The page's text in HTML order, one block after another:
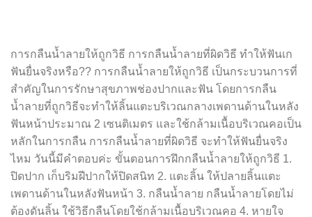
การกลืนน้ำลายให้ถูกวิธี การกลืนน้ำลายที่ผิดวิธี ทำให้ฟันเก
ฟันยื่นจริงหรือ?? การกลืนน้ำลายให้ถูกวิธี เป็นกระบวนการที่
สำคัญในการรักษาสุขภาพช่องปากและฟัน โดยการกลืน
น้ำลายที่ถูกวิธีจะทำให้ลิ้นแตะบริเวณกลางเพดานด้านในหลัง
ฟันหน้าประมาณ 2 เซนติเมตร และใช้กล้ามเนื้อบริเวณคอเป็น
หลักในการกลืน การกลืนน้ำลายที่ผิดวิธี จะทำให้ฟันยื่นจริง
ไหม วันนี้มีคำตอบค่ะ ขั้นตอนการฝึกกลืนน้ำลายให้ถูกวิธี 1.
ปิดปาก เก็บริมฝีปากให้ปิดสนิท 2. แตะลิ้น ให้ปลายลิ้นแตะ
เพดานด้านในหลังฟันหน้า 3. กลืนน้ำลาย กลืนน้ำลายโดยไม่
ต้องดันลิ้น ใช้วิธีกลืนโดยใช้กล้ามเนื้อบริเวณคอ 4. หายใจ